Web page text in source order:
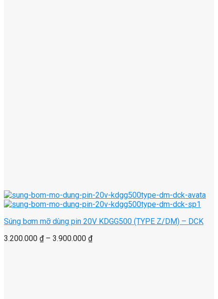
Súng bơm mỡ dùng pin 20V KDGG500 (TYPE Z/DM) – DCK
3.200.000 ₫– 3.900.000 ₫